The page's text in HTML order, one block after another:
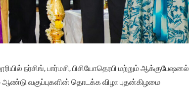
நர்சிங், பார்மசி, பிசியோதெரபி மற்றும் ஆக்குபேஷனல்
ஆண்டு வகுப்புகளின் தொடக்க விழா புதன்கிழமை